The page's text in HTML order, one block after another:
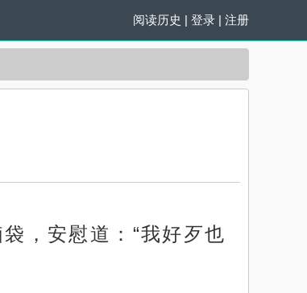
阅读历史 | 登录 | 注册
，安慰道：“我好歹也